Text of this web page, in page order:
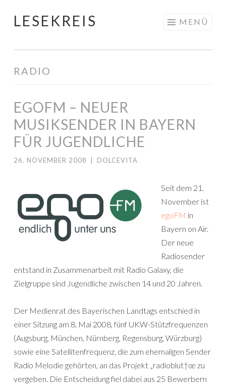
Springe
LESEKREIS MENÜ
RADIO
EGOFM – NEUER
MUSIKSENDER IN BAYERN
FÜR JUGENDLICHE
26. NOVEMBER 2008 DOLCEVITA
Seit dem 21.
November ist
egoFM in
Bayern on Air.
Der neue
Radiosender
entstand in Zusammenarbeit mit Radio Galaxy, die
Zielgruppe sind Jugendliche zwischen 14 und 20 Jahren.
Der Medienrat des Bayerischen Landtags entschied in
einer Sitzung am 8. Mai 2008, fünf UKW-Stützfrequenzen
(Augsburg, München, Nürnberg, Regensburg, Würzburg)
sowie eine Satellitenfrequenz, die zum ehemaligen Sender
Radio Melodie gehörten, an das Projekt „radioblut†œ zu
vergeben. Die Entscheidung fiel dabei aus 25 Bewerbern